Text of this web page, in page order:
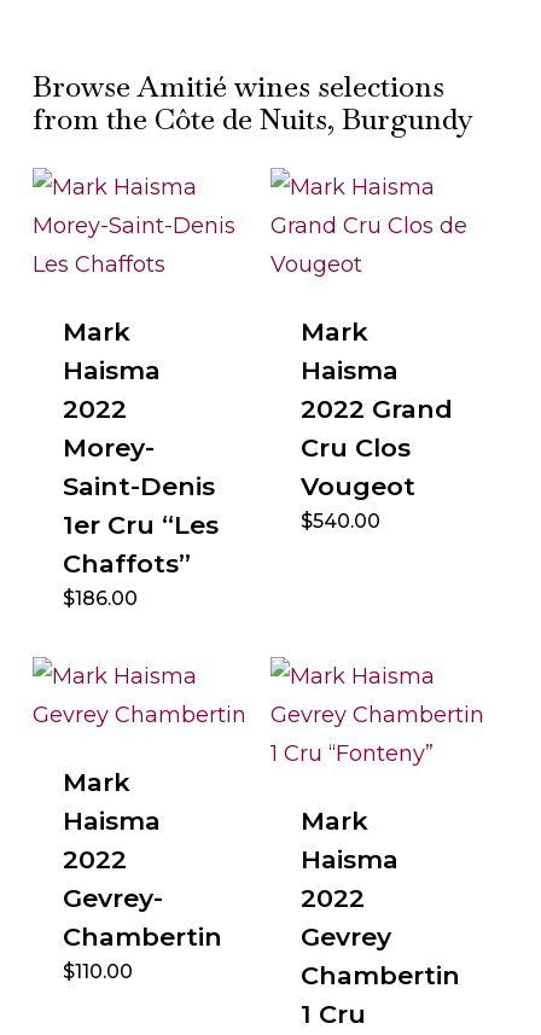
Browse Amitié wines selections
from the Côte de Nuits, Burgundy
Mark
Haisma
2022
Morey-
Saint-Denis
1er Cru “Les
Chaffots”
$186.00
Mark
Haisma
2022 Grand
Cru Clos
Vougeot
$540.00
Mark
Haisma
2022
Gevrey-
Chambertin
$110.00
Mark
Haisma
2022
Gevrey
Chambertin
1 Cru